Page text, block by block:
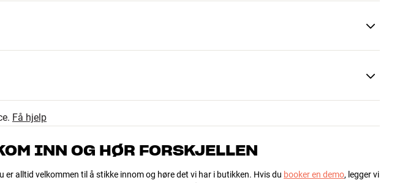
Få hjelp
INN OG HØR FORSKJELLEN
er alltid velkommen til å stikke innom og høre det vi har i butikken. Hvis du booker en demo, legger vi